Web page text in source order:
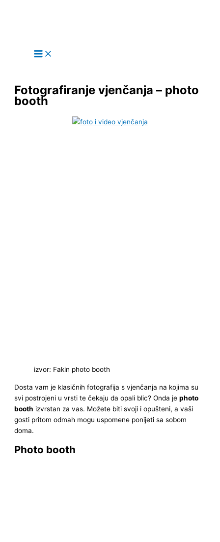
Fotografiranje vjenčanja – photo
booth
izvor: Fakin photo booth
Dosta vam je klasičnih fotografija s vjenčanja na kojima su
svi postrojeni u vrsti te čekaju da opali blic? Onda jephoto
booth izvrstan za vas. Možete biti svoji i opušteni, a vaši
gosti pritom odmah mogu uspomene ponijeti sa sobom
doma.
Photo booth